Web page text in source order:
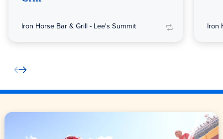
Iron Horse Bar & Grill - Lee's Summit Iron